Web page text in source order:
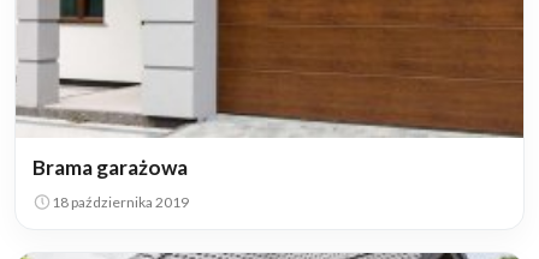
Brama garażowa
18 października 2019